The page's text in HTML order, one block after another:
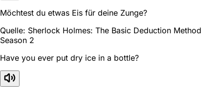
Möchtest du etwas Eis für deine Zunge?
Quelle: Sherlock Holmes: The Basic Deduction Method
Season 2
Have you ever put dry ice in a bottle?